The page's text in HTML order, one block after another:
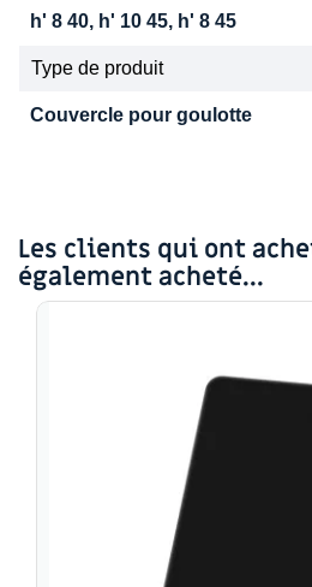
h' 8 40, h' 10 45, h' 8 45
Type de produit
Couvercle pour goulotte
Les clients qui ont
également acheté...